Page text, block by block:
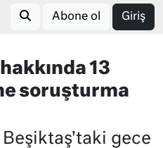
Abone ol Giriş
13
soruşturma
gece